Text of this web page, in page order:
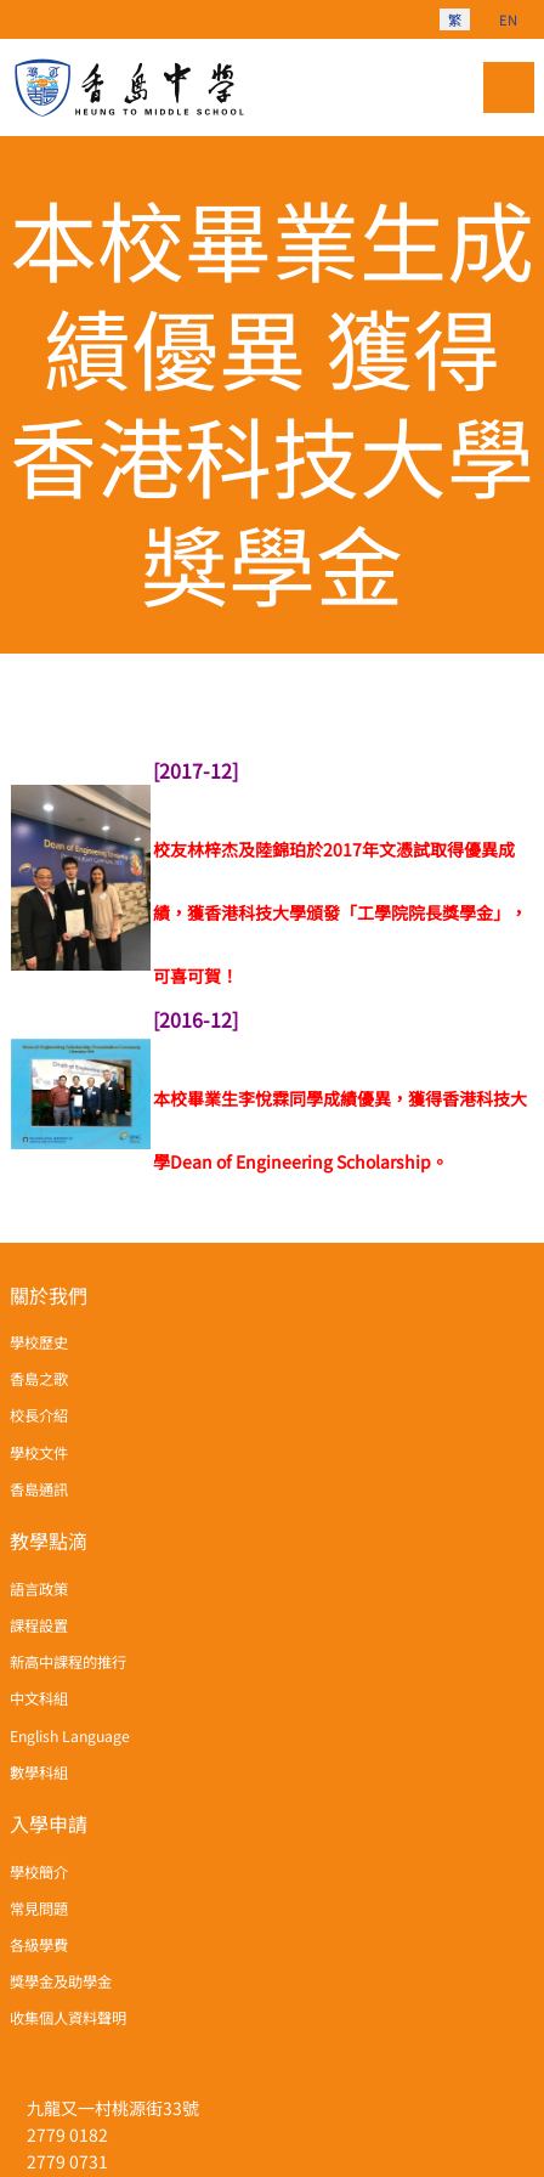
選擇你的語言
繁 EN
本校畢業生成
績優異 獲得
香港科技大學
獎學金
[2017-12]
校友林梓杰及陸錦珀於2017年文憑試取得優異成
績，獲香港科技大學頒發「工學院院長獎學金」，
可喜可賀！
[2016-12]
本校畢業生李悅霖同學成績優異， 獲得香港科技大
學Dean of Engineering Scholarship。
九龍又一村桃源街33號
2779 0182
2779 0731
關於我們
學校歷史
香島之歌
校長介紹
學校文件
香島通訊
教學點滴
語言政策
課程設置
新高中課程的推行
中文科組
English Language
數學科組
入學申請
學校簡介
常見問題
各級學費
獎學金及助學金
收集個人資料聲明